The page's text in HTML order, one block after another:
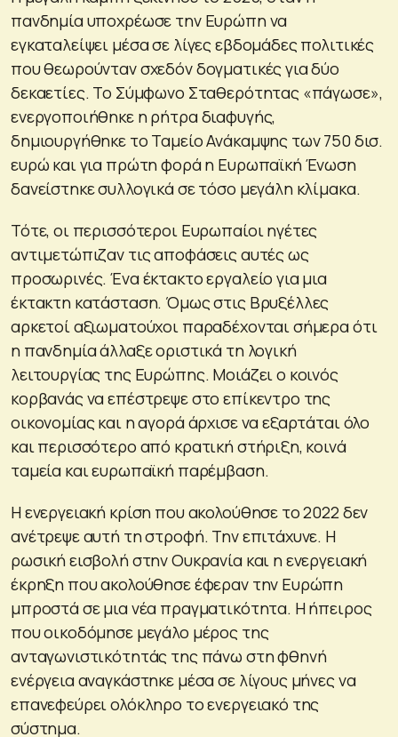
πανδημία υποχρέωσε την Ευρώπη να
εγκαταλείψει μέσα σε λίγες εβδομάδες πολιτικές
που θεωρούνταν σχεδόν δογματικές για δύο
δεκαετίες. Το Σύμφωνο Σταθερότητας «πάγωσε»,
ενεργοποιήθηκε η ρήτρα διαφυγής,
δημιουργήθηκε το Ταμείο Ανάκαμψης των 750 δισ.
ευρώ και για πρώτη φορά η Ευρωπαϊκή Ένωση
δανείστηκε συλλογικά σε τόσο μεγάλη κλίμακα.
Τότε, οι περισσότεροι Ευρωπαίοι ηγέτες
αντιμετώπιζαν τις αποφάσεις αυτές ως
προσωρινές. Ένα έκτακτο εργαλείο για μια
έκτακτη κατάσταση. Όμως στις Βρυξέλλες
αρκετοί αξιωματούχοι παραδέχονται σήμερα ότι
η πανδημία άλλαξε οριστικά τη λογική
λειτουργίας της Ευρώπης. Μοιάζει ο κοινός
κορβανάς να επέστρεψε στο επίκεντρο της
οικονομίας και η αγορά άρχισε να εξαρτάται όλο
και περισσότερο από κρατική στήριξη, κοινά
ταμεία και ευρωπαϊκή παρέμβαση.
Η ενεργειακή κρίση που ακολούθησε το 2022 δεν
ανέτρεψε αυτή τη στροφή. Την επιτάχυνε. Η
ρωσική εισβολή στην Ουκρανία και η ενεργειακή
έκρηξη που ακολούθησε έφεραν την Ευρώπη
μπροστά σε μια νέα πραγματικότητα. Η ήπειρος
που οικοδόμησε μεγάλο μέρος της
ανταγωνιστικότητάς της πάνω στη φθηνή
ενέργεια αναγκάστηκε μέσα σε λίγους μήνες να
επανεφεύρει ολόκληρο το ενεργειακό της
σύστημα.